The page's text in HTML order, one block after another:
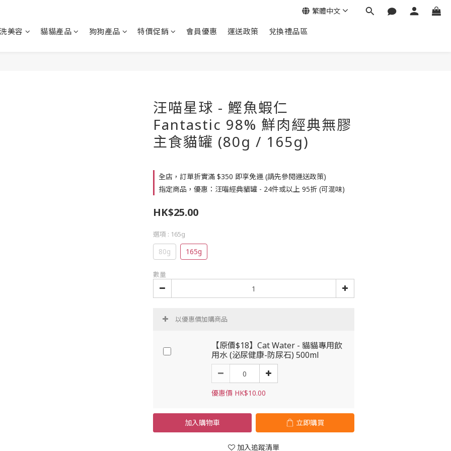
美容 貓貓產品 狗狗產品 特價促銷 會員優惠 運送政策 兌換禮品區
繁體中文
汪喵星球 - 鰹魚蝦仁
Fantastic 98% 鮮肉經典無膠
主食貓罐 (80g / 165g)
全店，訂單折實滿 $350 即享免運 (請先參閱運送政策)
指定商品，優惠：汪喵經典貓罐 - 24件或以上 95折 (可混味)
HK$25.00
選項 : 165g
80g 165g
數量
以優惠價加購商品
【原價$18】Cat Water - 貓貓專用飲
用水 (泌尿健康-防尿石) 500ml
優惠價 HK$10.00
加入購物車 立即購買
加入追蹤清單